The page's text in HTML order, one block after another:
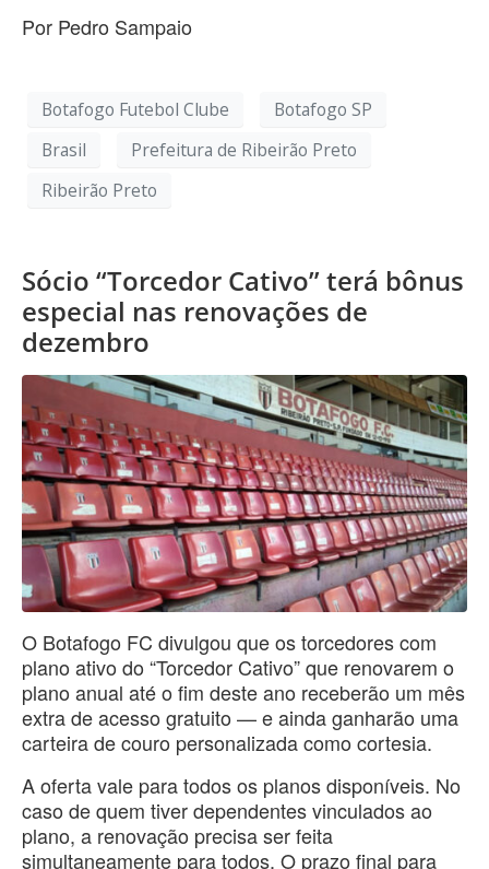
Por Pedro Sampaio
Botafogo Futebol Clube
Botafogo SP
Brasil
Prefeitura de Ribeirão Preto
Ribeirão Preto
Sócio “Torcedor Cativo” terá bônus
especial nas renovações de
dezembro
O Botafogo FC divulgou que os torcedores com
plano ativo do “Torcedor Cativo” que renovarem o
plano anual até o fim deste ano receberão um mês
extra de acesso gratuito — e ainda ganharão uma
carteira de couro personalizada como cortesia.
A oferta vale para todos os planos disponíveis. No
caso de quem tiver dependentes vinculados ao
plano, a renovação precisa ser feita
simultaneamente para todos. O prazo final para